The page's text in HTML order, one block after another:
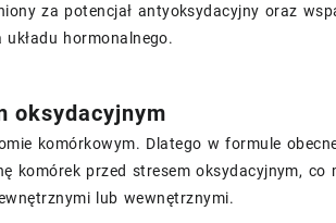
za potencjał antyoksydacyjny oraz
hormonalnego.
oksydacyjnym
komórkowym. Dlatego w formule
komórek przed stresem oksydacyjnym, co
lub wewnętrznymi.